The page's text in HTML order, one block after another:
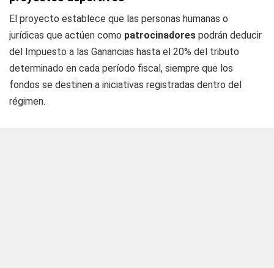
El proyecto establece que las personas humanas o
jurídicas que actúen como patrocinadores podrán deducir
del Impuesto a las Ganancias hasta el 20% del tributo
determinado en cada período fiscal, siempre que los
fondos se destinen a iniciativas registradas dentro del
régimen.